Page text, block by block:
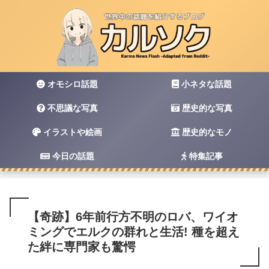
オモシロ話題 小ネタな話題
不思議な写真 歴史的な写真
イラストや絵画 歴史的なモノ
今日の話題 特集記事
【奇跡】6年前行方不明のロバ、ワイオ
ミングでエルクの群れと生活! 種を超え
た絆に専門家も驚愕